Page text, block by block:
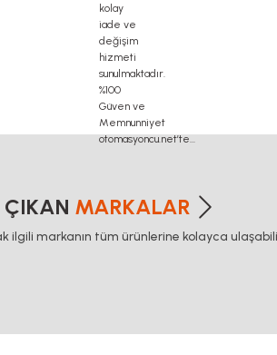
kablosu, delta plc fiyat, konveyör bant,
kablosu, delta plc fiyat, konveyör bant,
ÇIKAN MARKALAR
ilgili markanın tüm ürünlerine kolayca